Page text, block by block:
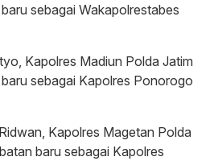
sebagai Wakapolrestabes
Kapolres Madiun Polda Jatim
sebagai Kapolres Ponorogo
Kapolres Magetan Polda
baru sebagai Kapolres